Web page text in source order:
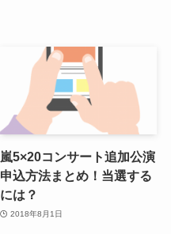
嵐5×20コンサート追加公演
申込方法まとめ！当選する
には？
2018年8月1日